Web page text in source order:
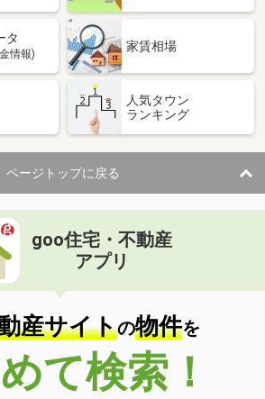
タ
情報)
家賃相場
人気タウン
ランキング
ページトップに戻る
goo住宅・不動産
アプリ
産サイトの物件を
て検索！